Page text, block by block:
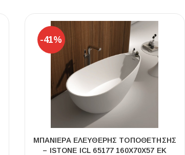
-41%
ΜΠΑΝΙΈΡΑ ΕΛΕΎΘΕΡΗΣ ΤΟΠΟΘΈΤΗΣΗΣ
– ISTONE ICL 65177 160X70X57 ΕΚ